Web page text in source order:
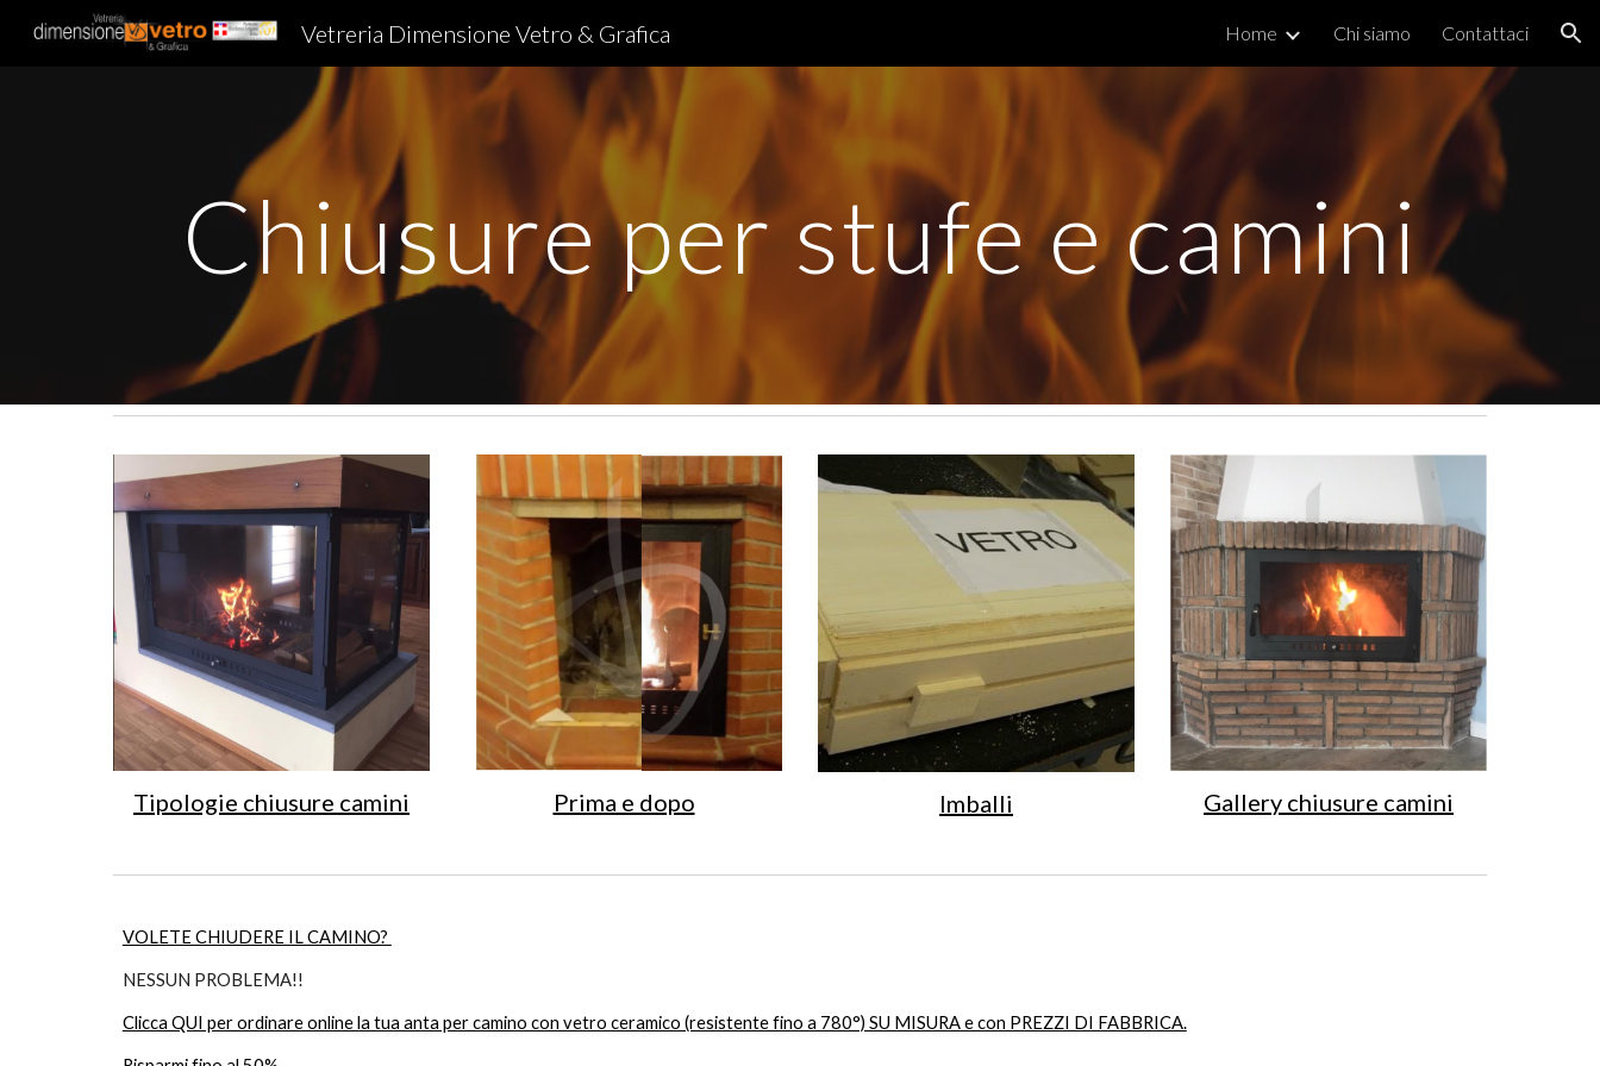
Skip to main content
Vetreria Dimensione Vetro & Grafica Home Chi siamo Contattaci
Chiusure per stufe e camini
Tipologie chiusure camini Prima e dopo Imballi Gallery chiusure camini
VOLETE CHIUDERE IL CAMINO?
NESSUN PROBLEMA!!
Clicca QUI per ordinare online la tua anta per camino con vetro ceramico (resistente fino a 780°) SU MISURA e con PREZZI DI FABBRICA.